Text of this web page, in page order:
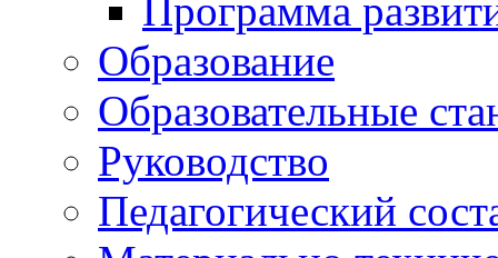
Программа
Образование
Образовательные
Руководство
Педагогический